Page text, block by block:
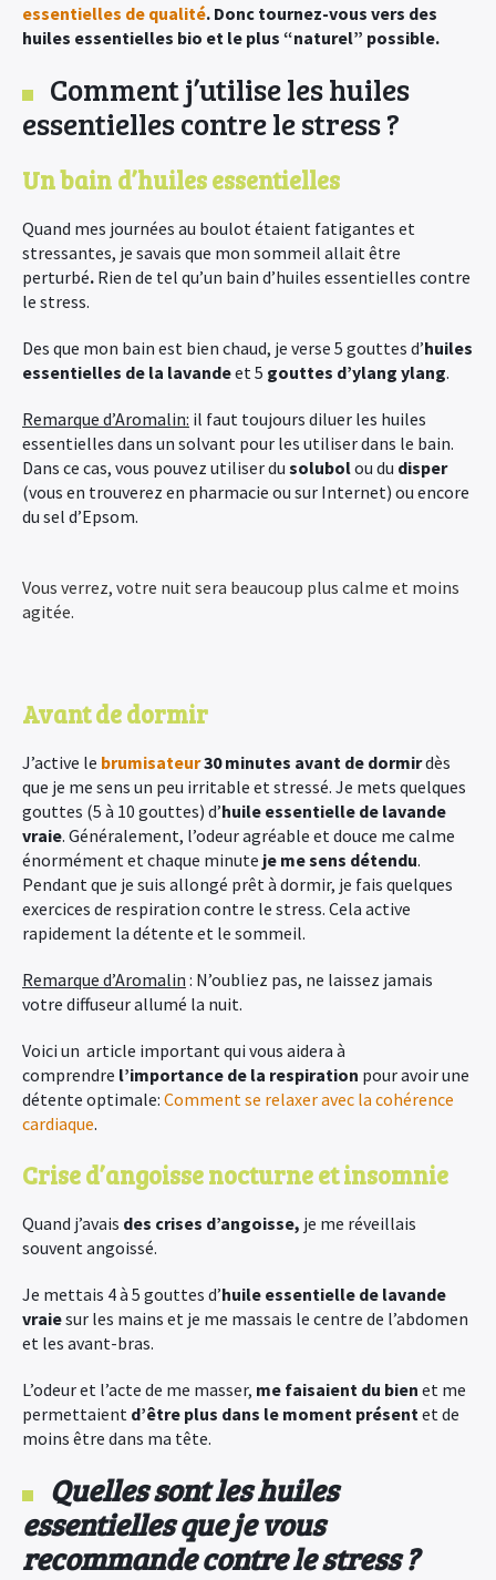
essentielles de qualité. Donc tournez-vous vers des
huiles essentielles bio et le plus “naturel” possible.
Comment j’utilise les huiles
essentielles contre le stress ?
Un bain d’huiles essentielles
Quand mes journées au boulot étaient fatigantes et
stressantes, je savais que mon sommeil allait être
perturbé. Rien de tel qu’un bain d’huiles essentielles contre
le stress.
Des que mon bain est bien chaud, je verse 5 gouttes d’huiles
essentielles de la lavandeet 5 gouttes d’ylang ylang.
Remarque d’Aromalin: il faut toujours diluer les huiles
essentielles dans un solvant pour les utiliser dans le bain.
Dans ce cas, vous pouvez utiliser du solubolou du disper
(vous en trouverez en pharmacie ou sur Internet) ou encore
du sel d’Epsom.
Vous verrez, votre nuit sera beaucoup plus calme et moins
agitée.
Avant de dormir
J’active le brumisateur30 minutes avant de dormirdès
que je me sens un peu irritable et stressé. Je mets quelques
gouttes (5 à 10 gouttes) d’huile essentielle de lavande
vraie. Généralement, l’odeur agréable et douce me calme
énormément et chaque minute je me sens détendu.
Pendant que je suis allongé prêt à dormir, je fais quelques
exercices de respiration contre le stress. Cela active
rapidement la détente et le sommeil.
Remarque d’Aromalin : N’oubliez pas, ne laissez jamais
votre diffuseur allumé la nuit.
Voici un article important qui vous aidera à
comprendre l’importance de la respiration pour avoir une
détente optimale: Comment se relaxer avec la cohérence
cardiaque.
Crise d’angoisse nocturne et insomnie
Quand j’avais des crises d’angoisse, je me réveillais
souvent angoissé.
Je mettais 4 à 5 gouttes d’huile essentielle de lavande
vraiesur les mains et je me massais le centre de l’abdomen
et les avant-bras.
L’odeur et l’acte de me masser, me faisaient du bien et me
permettaient d’être plus dans le moment présentet de
moins être dans ma tête.
Quelles sont les huiles
essentielles que je vous
recommande contre le stress ?